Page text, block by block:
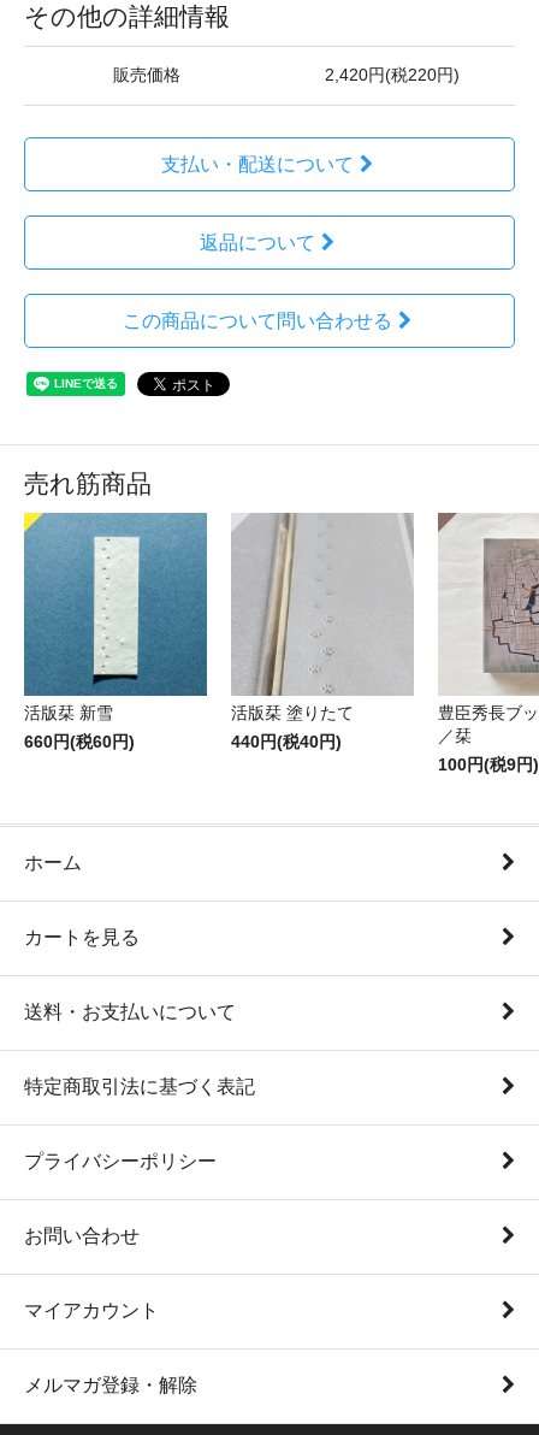
その他の詳細情報
販売価格 2,420円(税220円)
支払い・配送について
返品について
この商品について問い合わせる
売れ筋商品
活版栞 新雪
660円(税60円)
活版栞 塗りたて
440円(税40円)
豊臣秀長ブ
／栞
100円(税9円)
ホーム
カートを見る
送料・お支払いについて
特定商取引法に基づく表記
プライバシーポリシー
お問い合わせ
マイアカウント
メルマガ登録・解除